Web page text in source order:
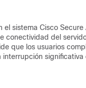
el sistema Cisco
conectividad del
que los usuarios